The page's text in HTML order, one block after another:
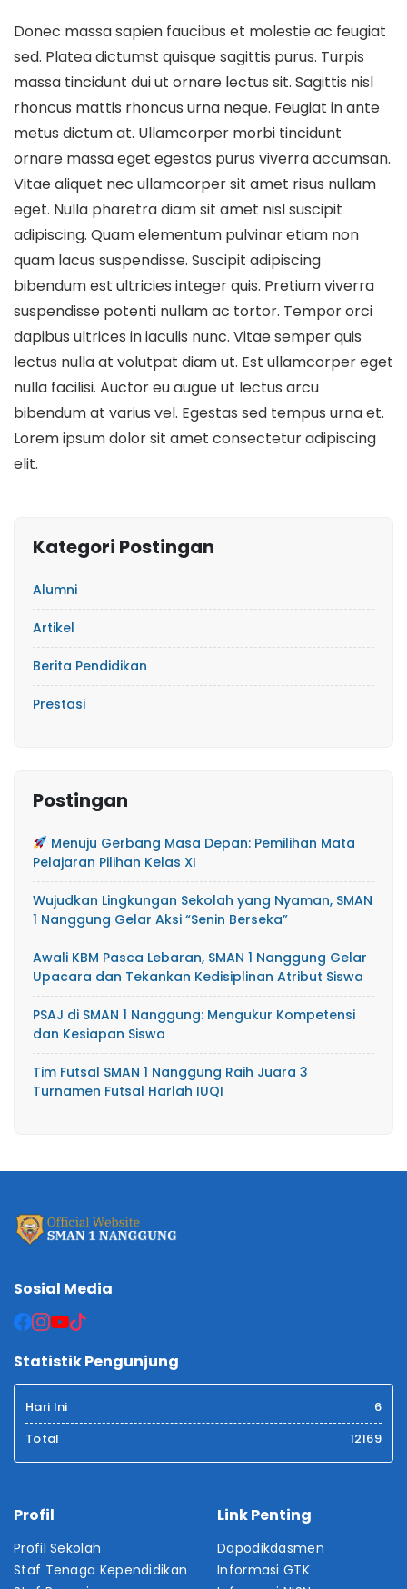
Donec massa sapien faucibus et molestie ac feugiat
sed. Platea dictumst quisque sagittis purus. Turpis
massa tincidunt dui ut ornare lectus sit. Sagittis nisl
rhoncus mattis rhoncus urna neque. Feugiat in ante
metus dictum at. Ullamcorper morbi tincidunt
ornare massa eget egestas purus viverra accumsan.
Vitae aliquet nec ullamcorper sit amet risus nullam
eget. Nulla pharetra diam sit amet nisl suscipit
adipiscing. Quam elementum pulvinar etiam non
quam lacus suspendisse. Suscipit adipiscing
bibendum est ultricies integer quis. Pretium viverra
suspendisse potenti nullam ac tortor. Tempor orci
dapibus ultrices in iaculis nunc. Vitae semper quis
lectus nulla at volutpat diam ut. Est ullamcorper eget
nulla facilisi. Auctor eu augue ut lectus arcu
bibendum at varius vel. Egestas sed tempus urna et.
Lorem ipsum dolor sit amet consectetur adipiscing
elit.
Kategori Postingan
Alumni
Artikel
Berita Pendidikan
Prestasi
Postingan
Menuju Gerbang Masa Depan: Pemilihan Mata
Pelajaran Pilihan Kelas XI
Wujudkan Lingkungan Sekolah yang Nyaman, SMAN
1 Nanggung Gelar Aksi “Senin Berseka”
Awali KBM Pasca Lebaran, SMAN 1 Nanggung Gelar
Upacara dan Tekankan Kedisiplinan Atribut Siswa
PSAJ di SMAN 1 Nanggung: Mengukur Kompetensi
dan Kesiapan Siswa
Tim Futsal SMAN 1 Nanggung Raih Juara 3
Turnamen Futsal Harlah IUQI
Sosial Media
Statistik Pengunjung
Hari Ini
6
Total
12169
Profil
Profil Sekolah
Staf Tenaga Kependidikan
Link Penting
Dapodikdasmen
Informasi GTK